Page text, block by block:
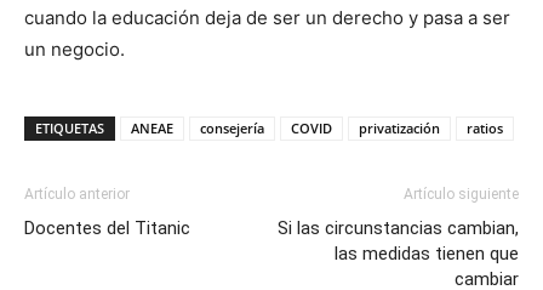
cuando la educación deja de ser un derecho y pasa a ser
un negocio.
ETIQUETAS ANEAE consejería COVID privatización ratios
Artículo anterior
Docentes del Titanic
Artículo siguiente
Si las circunstancias cambian,
las medidas tienen que
cambiar